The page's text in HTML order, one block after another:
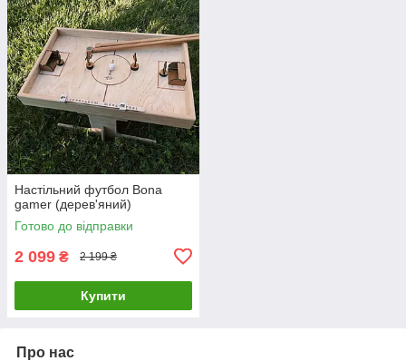
Настільний футбол Bona
gamer (дерев'яний)
Готово до відправки
2 099 ₴ 2 199 ₴
Купити
Про нас